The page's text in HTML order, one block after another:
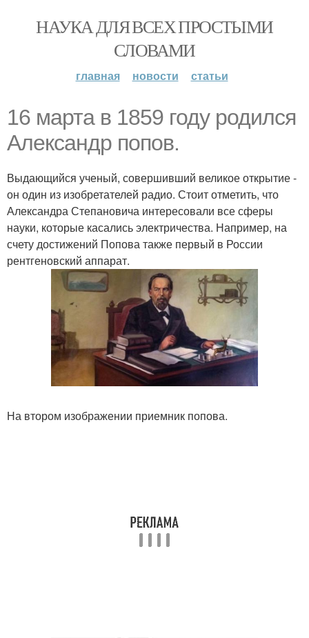
НАУКА ДЛЯ ВСЕХ ПРОСТЫМИ
СЛОВАМИ
главная новости статьи
16 марта в 1859 году родился
Александр попов.
Выдающийся ученый, совершивший великое открытие -
он один из изобретателей радио. Стоит отметить, что
Александра Степановича интересовали все сферы
науки, которые касались электричества. Например, на
счету достижений Попова также первый в России
рентгеновский аппарат.
На втором изображении приемник попова.